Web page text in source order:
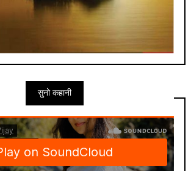
सुनो कहानी